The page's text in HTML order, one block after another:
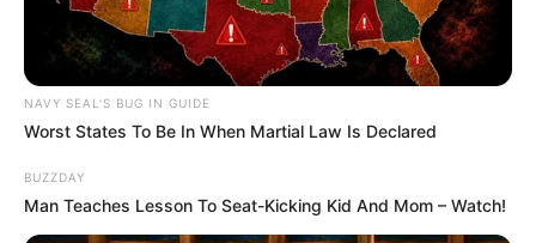
NAVY SEAL'S BUG IN GUIDE
Worst States To Be In When Martial Law Is Declared
BUZZDAY
Man Teaches Lesson To Seat-Kicking Kid And Mom – Watch!